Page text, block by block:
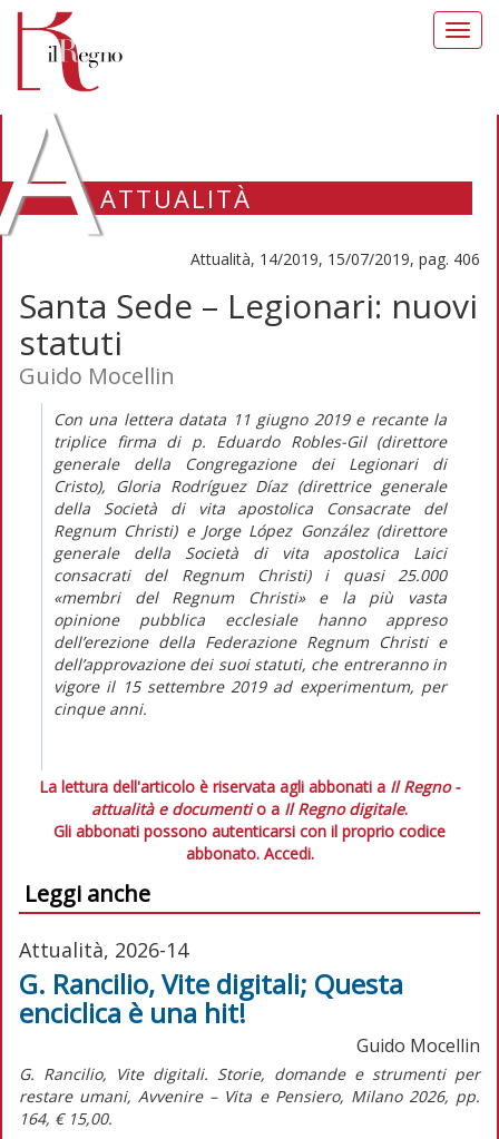
ATTUALITÀ
Attualità, 14/2019, 15/07/2019, pag. 406
Santa Sede – Legionari: nuovi
statuti
Guido Mocellin
Con una lettera datata 11 giugno 2019 e recante la
triplice firma di p. Eduardo Robles-Gil (direttore
generale della Congregazione dei Legionari di
Cristo), Gloria Rodríguez Díaz (direttrice generale
della Società di vita apostolica Consacrate del
Regnum Christi) e Jorge López González (direttore
generale della Società di vita apostolica Laici
consacrati del Regnum Christi) i quasi 25.000
«membri del Regnum Christi» e la più vasta
opinione pubblica ecclesiale hanno appreso
dell’erezione della Federazione Regnum Christi e
dell’approvazione dei suoi statuti, che entreranno in
vigore il 15 settembre 2019 ad experimentum, per
cinque anni.
La lettura dell'articolo è riservata agli abbonati a Il Regno -
attualità e documentio a Il Regno digitale.
Gli abbonati possono autenticarsi con il proprio codice
abbonato. Accedi.
Leggi anche
Attualità, 2026-14
G. Rancilio, Vite digitali; Questa
enciclica è una hit!
Guido Mocellin
G. Rancilio, Vite digitali. Storie, domande e strumenti per
restare umani, Avvenire – Vita e Pensiero, Milano 2026, pp.
164, € 15,00.